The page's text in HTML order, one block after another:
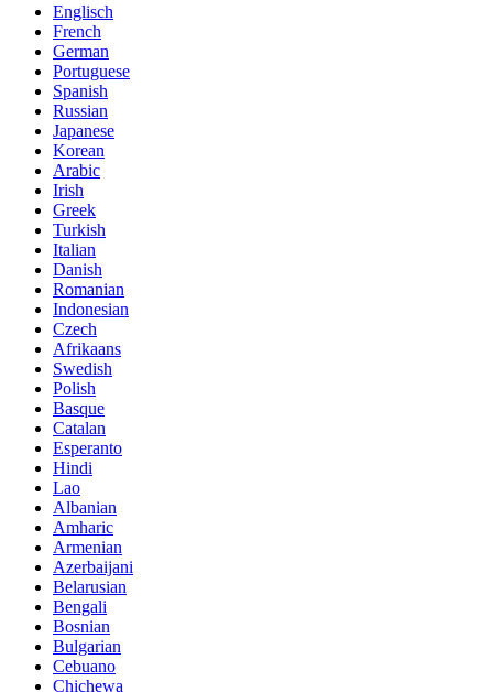
Englisch
French
German
Portuguese
Spanish
Russian
Japanese
Korean
Arabic
Irish
Greek
Turkish
Italian
Danish
Romanian
Indonesian
Czech
Afrikaans
Swedish
Polish
Basque
Catalan
Esperanto
Hindi
Lao
Albanian
Amharic
Armenian
Azerbaijani
Belarusian
Bengali
Bosnian
Bulgarian
Cebuano
Chichewa